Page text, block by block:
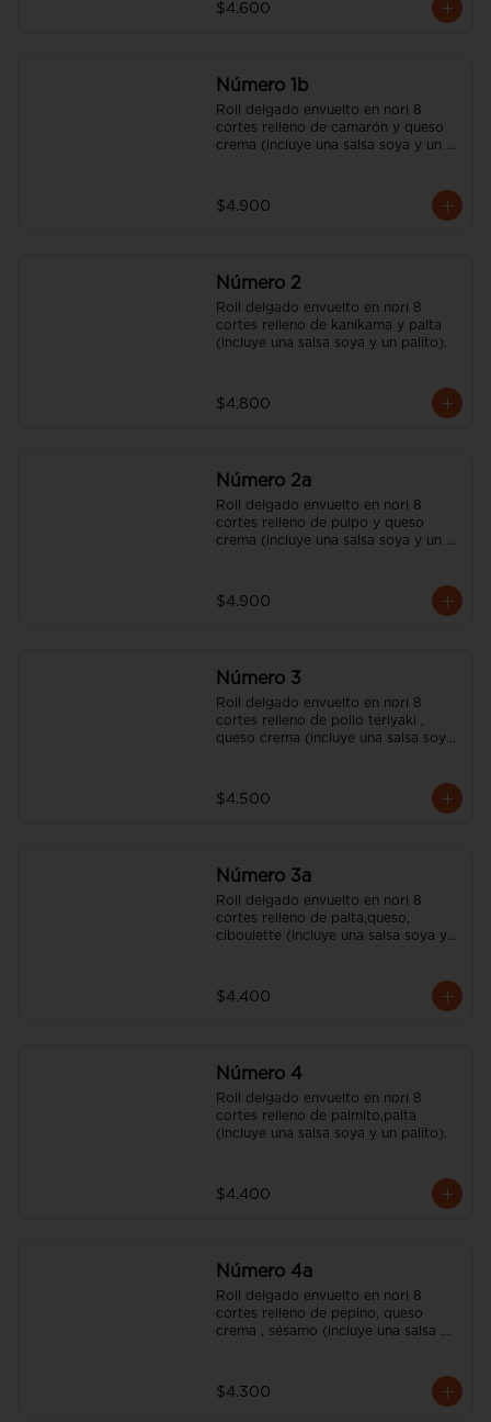
$4.600
Número 1b
Roll delgado envuelto en nori 8
cortes relleno de camarón y queso
crema (incluye una salsa soya y un
$4.900
Número 2
Roll delgado envuelto en nori 8
cortes relleno de kanikama y palta
(incluye una salsa soya y un palito).
$4.800
Número 2a
Roll delgado envuelto en nori 8
cortes relleno de pulpo y queso
crema (incluye una salsa soya y un
$4.900
Número 3
Roll delgado envuelto en nori 8
cortes relleno de pollo teriyaki ,
queso crema (incluye una salsa soya
$4.500
Número 3a
Roll delgado envuelto en nori 8
cortes relleno de palta,queso,
ciboulette (incluye una salsa soya y
$4.400
Número 4
Roll delgado envuelto en nori 8
cortes relleno de palmito,palta
(incluye una salsa soya y un palito).
$4.400
Número 4a
Roll delgado envuelto en nori 8
cortes relleno de pepino, queso
crema , sésamo (incluye una salsa
$4.300